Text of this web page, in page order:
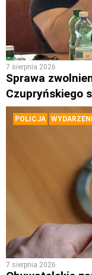
7 sierpnia 2026
Sprawa
Czupryńskiego
POLICJA
7 sierpnia 2026